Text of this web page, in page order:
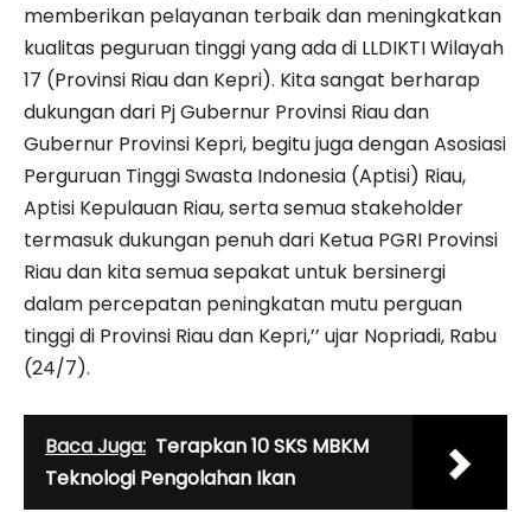
memberikan pelayanan terbaik dan meningkatkan
kualitas peguruan tinggi yang ada di LLDIKTI Wilayah
17 (Provinsi Riau dan Kepri). Kita sangat berharap
dukungan dari Pj Gubernur Provinsi Riau dan
Gubernur Provinsi Kepri, begitu juga dengan Asosiasi
Perguruan Tinggi Swasta Indonesia (Aptisi) Riau,
Aptisi Kepulauan Riau, serta semua stakeholder
termasuk dukungan penuh dari Ketua PGRI Provinsi
Riau dan kita semua sepakat untuk bersinergi
dalam percepatan peningkatan mutu perguan
tinggi di Provinsi Riau dan Kepri,’’ ujar Nopriadi, Rabu
(24/7).
Baca Juga: Terapkan 10 SKS MBKM
Teknologi Pengolahan Ikan